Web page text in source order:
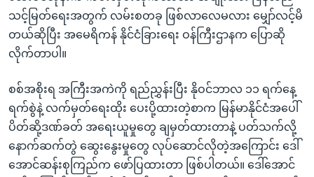
နေရာ
ကျော်
သင့်မြတ်ရေးအတွက် လမ်းစတခု ဖြစ်လာလေမလား မျှော်လင့်မိ
တယ်ဆိုပြီး အမေရိကန် နိုင်ငံခြားရေး ဝန်ကြီးဌာနက ပြောဆို
လိုက်တာပါ။
စစ်အစိုးရ အကြီးအကဲကို ရည်ညွှန်းပြီး နိုဝင်ဘာလ ၁၁ ရက်နေ့
ရက်စွဲနဲ့ လက်မှတ်ရေးထိုး ပေးပို့ထားတဲ့စာက မြန်မာနိုင်ငံအပေါ်
ပိတ်ဆို့ဒဏ်ခတ် အရေးယူမှုတွေ ချမှတ်ထားတာနဲ့ ပတ်သက်လို့
နောက်ဆက်တွဲ ဆွေးနွေးမှုတွေ လုပ်ဆောင်လိုတဲ့အကြောင်း ဒေါ်
အောင်ဆန်းစုကြည်က ဖော်ပြထားတာ ဖြစ်ပါတယ်။ ဒေါ်အောင်